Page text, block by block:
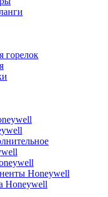
горелок
Honeywell
Honeywell